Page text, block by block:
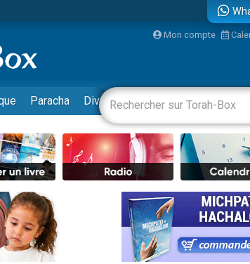
victime de violences...
Pour les Enfants
Mon compte
Paracha Divertissements Livres